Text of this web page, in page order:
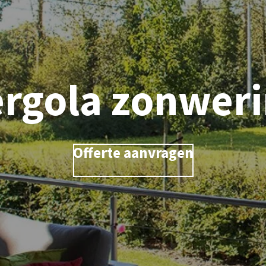
Offerte aanvragen